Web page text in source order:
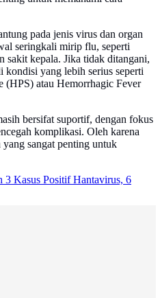
pada jenis virus dan organ
seringkali mirip flu, seperti
sakit kepala. Jika tidak ditangani,
kondisi yang lebih serius seperti
(HPS) atau Hemorrhagic Fever
bersifat suportif, dengan fokus
komplikasi. Oleh karena
sangat penting untuk
Kasus Positif Hantavirus, 6